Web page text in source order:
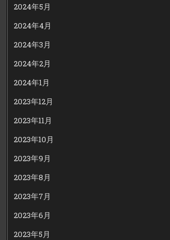
2024年5月
2024年4月
2024年3月
2024年2月
2024年1月
2023年12月
2023年11月
2023年10月
2023年9月
2023年8月
2023年7月
2023年6月
2023年5月